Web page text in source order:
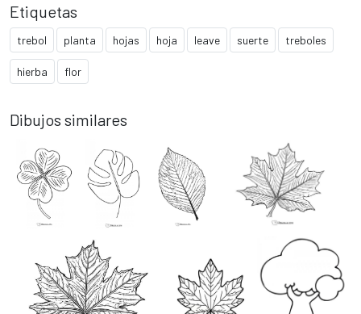
Etiquetas
trebol planta hojas hoja leave suerte treboles
hierba flor
Dibujos similares